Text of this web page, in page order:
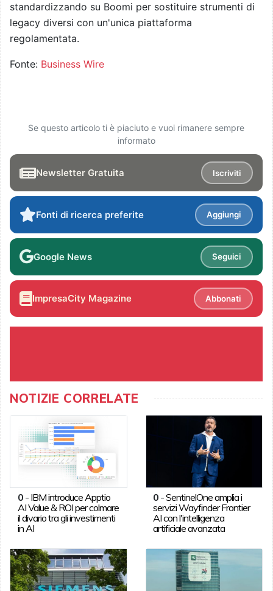
standardizzando su Boomi per sostituire strumenti di
legacy diversi con un'unica piattaforma
regolamentata.
Fonte: Business Wire
Se questo articolo ti è piaciuto e vuoi rimanere sempre
informato
Newsletter Gratuita Iscriviti
Fonti di ricerca preferite Aggiungi
Google News Seguici
ImpresaCity Magazine Abbonati
NOTIZIE CORRELATE
0- IBM introduce Apptio
AI Value & ROI per colmare
il divario tra gli investimenti
in AI
0 -SentinelOne amplia i
servizi Wayfinder Frontier
AI con l'intelligenza
artificiale avanzata